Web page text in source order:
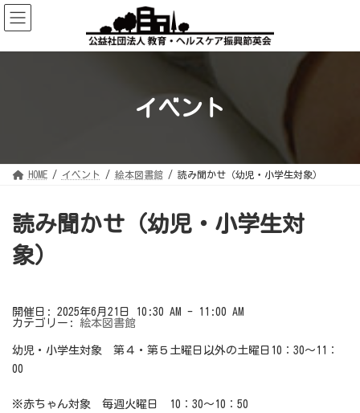
コ
ン
テ
ツ
ナ
ビ
ゲ
シ
イベント
HOME イベント 絵本図書館 読み聞かせ（幼児・小学生対象）
読み聞かせ（幼児・小学生対
象）
開催日: 2025年6月21日 10:30 AM - 11:00 AM
カテゴリー: 絵本図書館
幼児・小学生対象 第４・第５土曜日以外の土曜日10：30～11：
00
※赤ちゃん対象 毎週火曜日 10：30～10：50